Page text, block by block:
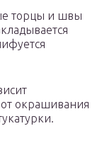
торцы и швы
окрашивания